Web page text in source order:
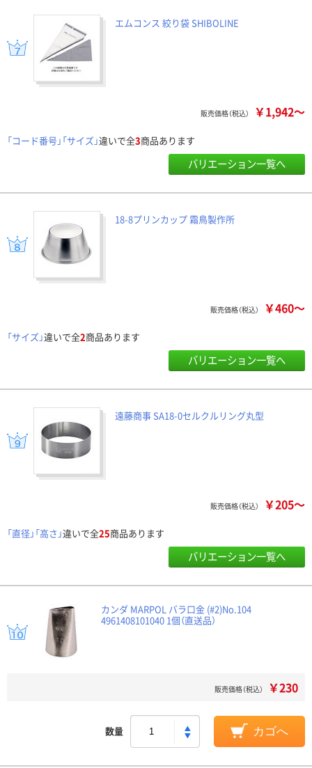
エムコンス 絞り袋 SHIBOLINE
販売価格（税込） ￥1,942～
「コード番号」「サイズ」違いで全3商品あります
バリエーション一覧へ
18-8プリンカップ 霜鳥製作所
販売価格（税込） ￥460～
「サイズ」違いで全2商品あります
バリエーション一覧へ
遠藤商事 SA18-0セルクルリング丸型
販売価格（税込） ￥205～
「直径」「高さ」違いで全25商品あります
バリエーション一覧へ
カンダ MARPOL バラ口金 (#2)No.104
4961408101040 1個（直送品）
販売価格（税込） ￥230
数量 カゴへ